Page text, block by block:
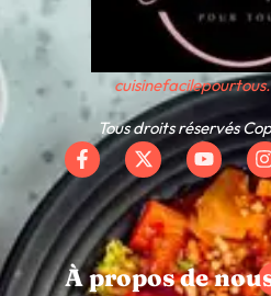
Tous droits réservés
À propos de